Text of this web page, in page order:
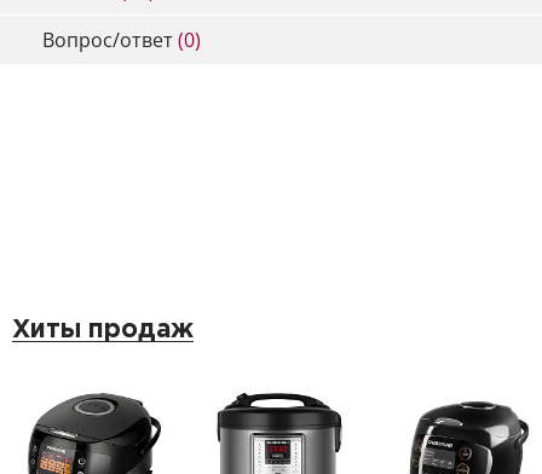
Вопрос/ответ(0)
Хиты продаж